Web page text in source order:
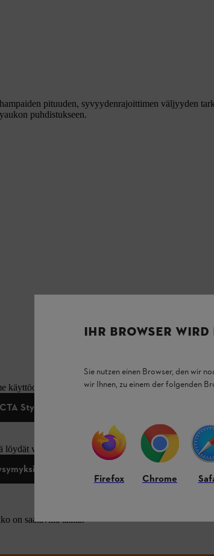
pituuden, syvyydenrajoittimen väljyyden
puhdistukseen.
käyttöohjeet.
Style *
löydät vastaukset yleisimpiin kysymyksiin.
on saatavilla täältä.
IHR BROWSER
Sie nutzen einen Browser, den wir
wir Ihnen, zu einem der folgenden
Firefox Chrome